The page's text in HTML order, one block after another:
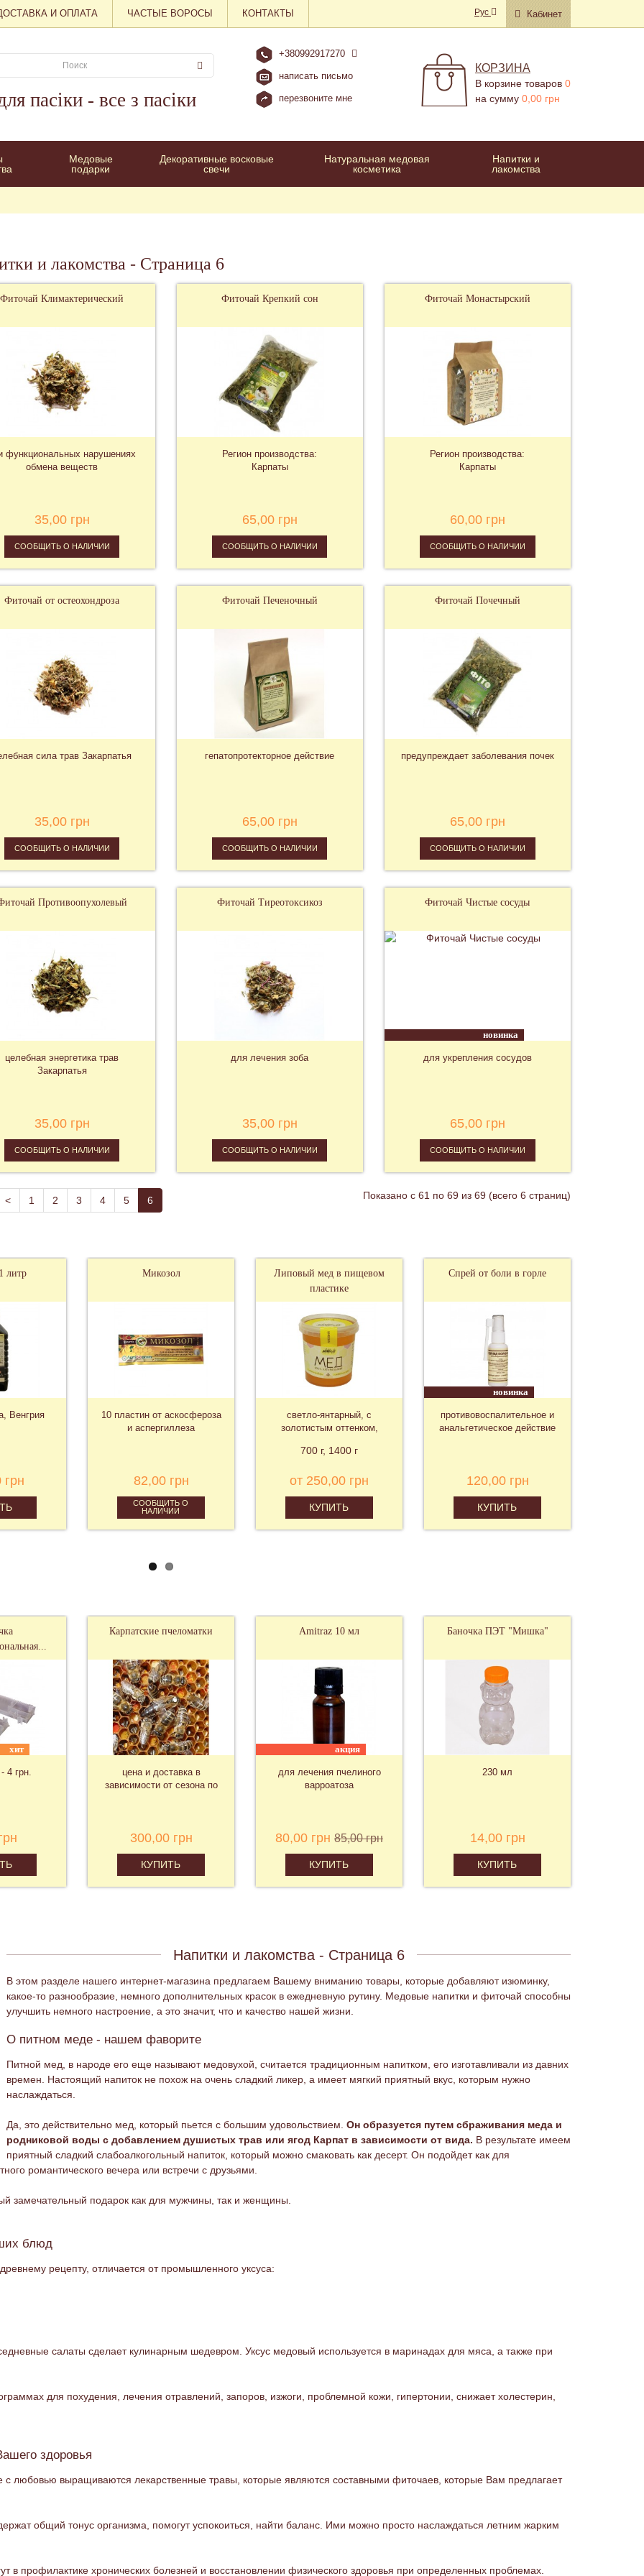
И ОПЛАТА ЧАСТЫЕ ВОРОСЫ КОНТАКТЫ Кабинет
Рус
пасіки - все з пасіки
+380992917270
написать письмо
перезвоните мне
КОРЗИНА
В корзине товаров 0
на сумму 0,00 грн
Медовые
подарки
Декоративные восковые
свечи
Натуральная медовая
косметика
Напитки и
лакомства
и лакомства - Страница 6
Фиточай Климактерический
функциональных нарушениях
обмена веществ
35,00 грн
СООБЩИТЬ О НАЛИЧИИ
Фиточай Крепкий сон
Регион производства:
Карпаты
65,00 грн
СООБЩИТЬ О НАЛИЧИИ
Фиточай Монастырский
Регион производства:
Карпаты
60,00 грн
СООБЩИТЬ О НАЛИЧИИ
Фиточай от остеохондроза
сила трав Закарпатья
35,00 грн
СООБЩИТЬ О НАЛИЧИИ
Фиточай Печеночный
гепатопротекторное действие
65,00 грн
СООБЩИТЬ О НАЛИЧИИ
Фиточай Почечный
предупреждает заболевания почек
65,00 грн
СООБЩИТЬ О НАЛИЧИИ
Противоопухолевый
целебная энергетика трав
Закарпатья
35,00 грн
СООБЩИТЬ О НАЛИЧИИ
Фиточай Тиреотоксикоз
для лечения зоба
35,00 грн
СООБЩИТЬ О НАЛИЧИИ
Фиточай Чистые сосуды
новинка
для укрепления сосудов
65,00 грн
СООБЩИТЬ О НАЛИЧИИ
< 1 2 3 4 5 6 Показано с 61 по 69 из 69 (всего 6 страниц)
литр
Венгрия
грн
Микозол
10 пластин от аскосфероза
и аспергиллеза
82,00 грн
СООБЩИТЬ О
НАЛИЧИИ
Липовый мед в пищевом
пластике
светло-янтарный, с
золотистым оттенком,
700 г 1400 г
от 250,00 грн
КУПИТЬ
Спрей от боли в горле
новинка
противовоспалительное и
анальгетическое действие
120,00 грн
КУПИТЬ
хит
4 грн.
Карпатские пчеломатки
цена и доставка в
зависимости от сезона по
300,00 грн
КУПИТЬ
Amitraz 10 мл
акция
для лечения пчелиного
варроатоза
80,00 грн 85,00 грн
КУПИТЬ
Баночка ПЭТ "Мишка"
230 мл
14,00 грн
КУПИТЬ
Напитки и лакомства - Страница 6
В этом разделе нашего интернет-магазина предлагаем Вашему вниманию товары, которые добавляют изюминку,
какое-то разнообразие, немного дополнительных красок в ежедневную рутину. Медовые напитки и фиточай способны
улучшить немного настроение, а это значит, что и качество нашей жизни.
О питном меде - нашем фаворите
Питной мед, в народе его еще называют медовухой, считается традиционным напитком, его изготавливали из давних
времен. Настоящий напиток не похож на очень сладкий ликер, а имеет мягкий приятный вкус, которым нужно
наслаждаться.
Да, это действительно мед, который пьется с большим удовольствием. Он образуется путем сбраживания меда и
родниковой воды с добавлением душистых трав или ягод Карпат в зависимости от вида. В результате имеем
приятный сладкий слабоалкогольный напиток, который можно смаковать как десерт. Он подойдет как для
романтического вечера или встречи с друзьями.
замечательный подарок как для мужчины, так и женщины.
блюд
рецепту, отличается от промышленного уксуса:
салаты сделает кулинарным шедевром. Уксус медовый используется в маринадах для мяса, а также при
для похудения, лечения отравлений, запоров, изжоги, проблемной кожи, гипертонии, снижает холестерин,
здоровья
с любовью выращиваются лекарственные травы, которые являются составными фиточаев, которые Вам предлагает
общий тонус организма, помогут успокоиться, найти баланс. Ими можно просто наслаждаться летним жарким
профилактике хронических болезней и восстановлении физического здоровья при определенных проблемах.